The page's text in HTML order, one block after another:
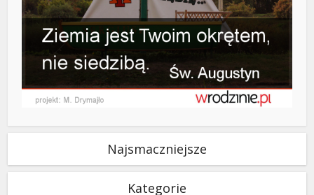
Najsmaczniejsze
Kategorie